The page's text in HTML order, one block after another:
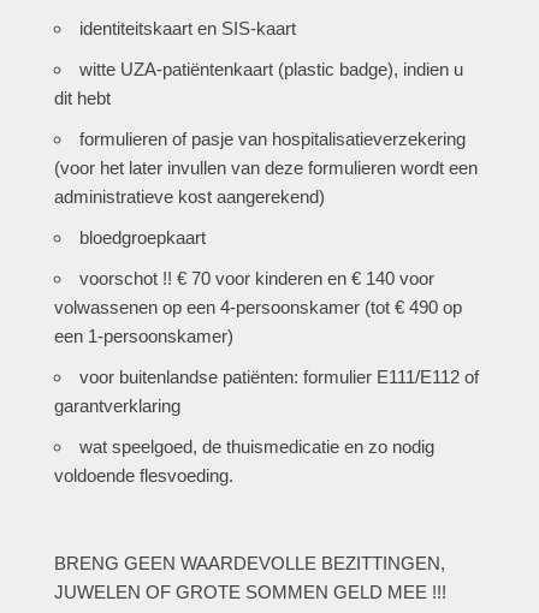
identiteitskaart en SIS-kaart
witte UZA-patiëntenkaart (plastic badge), indien u
dit hebt
formulieren of pasje van hospitalisatieverzekering
(voor het later invullen van deze formulieren wordt een
administratieve kost aangerekend)
bloedgroepkaart
voorschot !! € 70 voor kinderen en € 140 voor
volwassenen op een 4-persoonskamer (tot € 490 op
een 1-persoonskamer)
voor buitenlandse patiënten: formulier E111/E112 of
garantverklaring
wat speelgoed, de thuismedicatie en zo nodig
voldoende flesvoeding.
BRENG GEEN WAARDEVOLLE BEZITTINGEN,
JUWELEN OF GROTE SOMMEN GELD MEE !!!